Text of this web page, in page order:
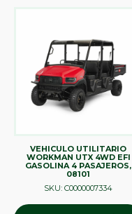
VEHICULO UTILITARIO
WORKMAN UTX 4WD EFI
GASOLINA 4 PASAJEROS,
08101
SKU: C0000007334